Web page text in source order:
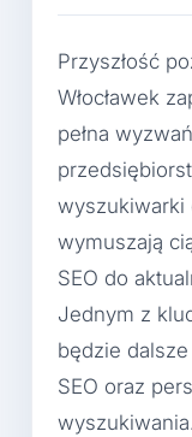
Przyszłość
Włocławek
pełna
wyszukiwarki
wymuszają
SEO do
Jednym z
będzie
SEO oraz